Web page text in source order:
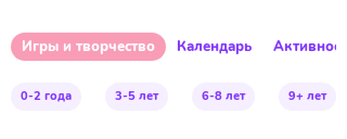
Игры и творчество Календарь Активное
0-2 года 3-5 лет 6-8 лет 9+ лет